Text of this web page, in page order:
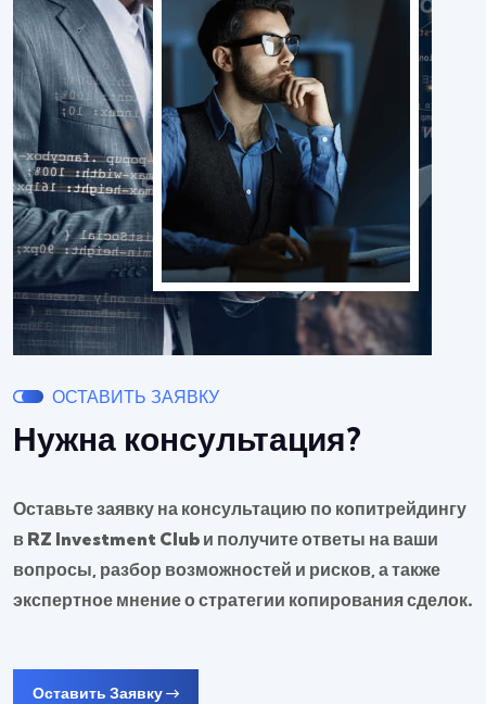
ОСТАВИТЬ ЗАЯВКУ
Нужна консультация?
Оставьте заявку на консультацию по копитрейдингу
в RZ Investment Club и получите ответы на ваши
вопросы, разбор возможностей и рисков, а также
экспертное мнение о стратегии копирования сделок.
Оставить Заявку